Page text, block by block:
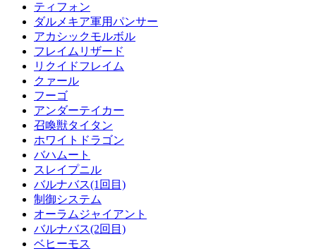
ティフォン
ダルメキア軍用パンサー
アカシックモルボル
フレイムリザード
リクイドフレイム
クァール
フーゴ
アンダーテイカー
召喚獣タイタン
ホワイトドラゴン
バハムート
スレイプニル
バルナバス(1回目)
制御システム
オーラムジャイアント
バルナバス(2回目)
ベヒーモス